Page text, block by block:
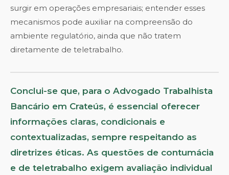
surgir em operações empresariais; entender esses
mecanismos pode auxiliar na compreensão do
ambiente regulatório, ainda que não tratem
diretamente de teletrabalho.
Conclui-se que, para o Advogado Trabalhista
Bancário em Crateús, é essencial oferecer
informações claras, condicionais e
contextualizadas, sempre respeitando as
diretrizes éticas. As questões de contumácia
e de teletrabalho exigem avaliação individual